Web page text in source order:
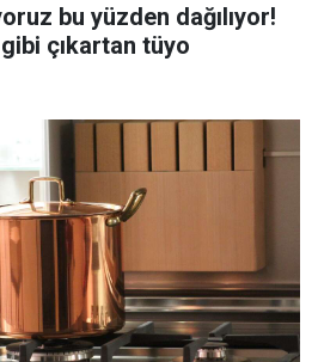
bu yüzden dağılıyor!
gibi çıkartan tüyo